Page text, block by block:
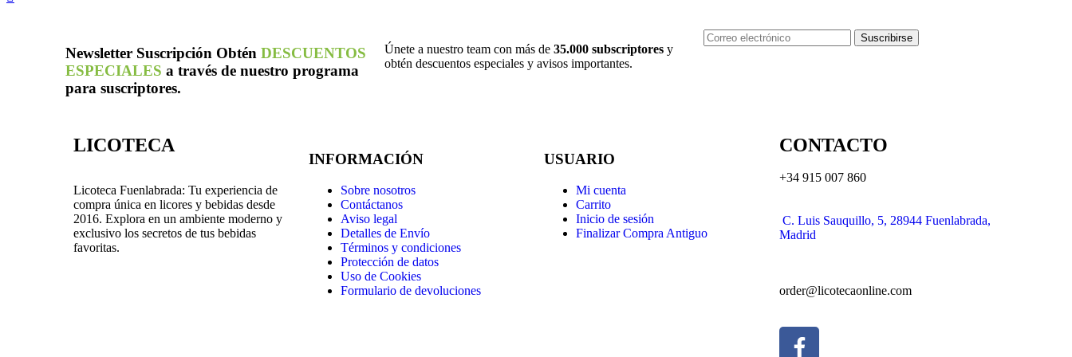
Newsletter Suscripción Obtén DESCUENTOS
ESPECIALES a través de nuestro programa
para suscriptores.
Únete a nuestro team con más de 35.000 subscriptoresy
obtén descuentos especiales y avisos importantes.
Suscribirse
LICOTECA
Licoteca Fuenlabrada: Tu experiencia de
compra única en licores y bebidas desde
2016. Explora en un ambiente moderno y
exclusivo los secretos de tus bebidas
favoritas.
INFORMACIÓN
Sobre nosotros
Contáctanos
Aviso legal
Detalles de Envío
Términos y condiciones
Protección de datos
Uso de Cookies
Formulario de devoluciones
USUARIO
Mi cuenta
Carrito
Inicio de sesión
Finalizar Compra Antiguo
CONTACTO
+34 915 007 860
C. Luis Sauquillo, 5, 28944 Fuenlabrada,
Madrid
order@licotecaonline.com